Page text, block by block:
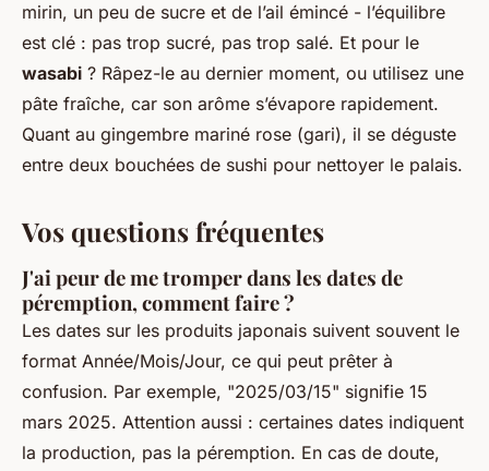
mirin, un peu de sucre et de l’ail émincé - l’équilibre
est clé : pas trop sucré, pas trop salé. Et pour le
wasabi ? Râpez-le au dernier moment, ou utilisez une
pâte fraîche, car son arôme s’évapore rapidement.
Quant au gingembre mariné rose (gari), il se déguste
entre deux bouchées de sushi pour nettoyer le palais.
Vos questions fréquentes
J'ai peur de me tromper dans les dates de
péremption, comment faire ?
Les dates sur les produits japonais suivent souvent le
format Année/Mois/Jour, ce qui peut prêter à
confusion. Par exemple, "2025/03/15" signifie 15
mars 2025. Attention aussi : certaines dates indiquent
la production, pas la péremption. En cas de doute,